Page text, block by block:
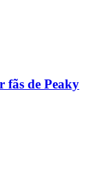
fãs de Peaky